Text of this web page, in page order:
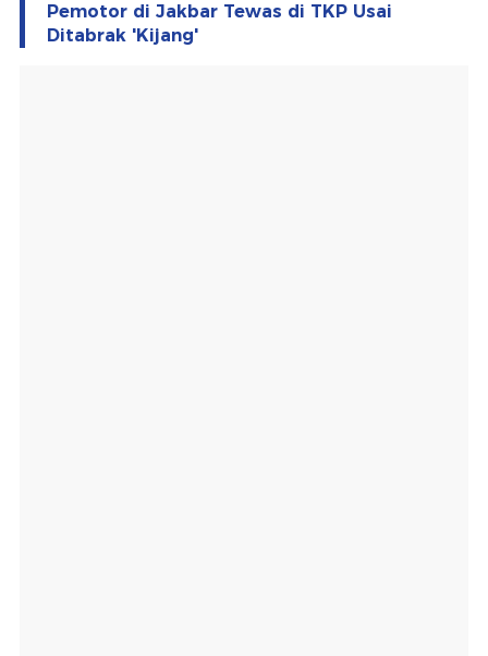
Pemotor di Jakbar Tewas di TKP Usai
Ditabrak 'Kijang'